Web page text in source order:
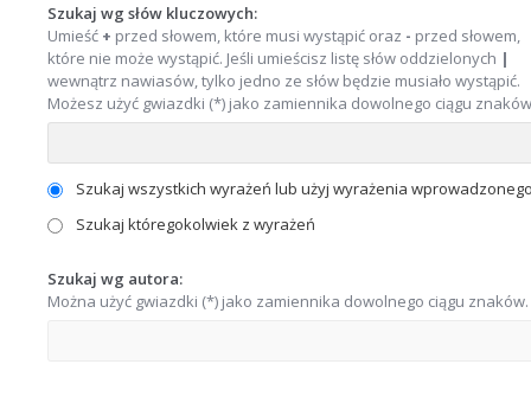
Szukaj wg słów kluczowych:
Umieść + przed słowem, które musi wystąpić oraz - przed słowem,
które nie może wystąpić. Jeśli umieścisz listę słów oddzielonych |
wewnątrz nawiasów, tylko jedno ze słów będzie musiało wystąpić.
Możesz użyć gwiazdki (*) jako zamiennika dowolnego ciągu
Szukaj wszystkich wyrażeń lub użyj wyrażenia
Szukaj któregokolwiek z wyrażeń
Szukaj wg autora:
Można użyć gwiazdki (*) jako zamiennika dowolnego ciągu znaków.